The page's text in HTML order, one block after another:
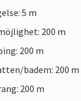
5 m
200 m
200 m
badem: 200
200 m